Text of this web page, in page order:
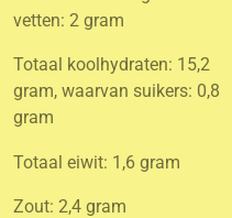
vetten: 2 gram
Totaal koolhydraten: 15,2
gram, waarvan suikers: 0,8
gram
Totaal eiwit: 1,6 gram
Zout: 2,4 gram